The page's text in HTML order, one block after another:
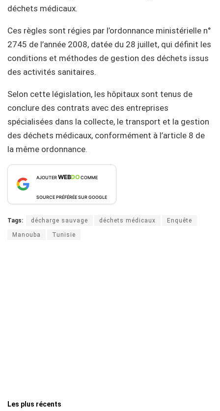
déchets médicaux.
Ces règles sont régies par l’ordonnance ministérielle n°
2745 de l’année 2008, datée du 28 juillet, qui définit les
conditions et méthodes de gestion des déchets issus
des activités sanitaires.
Selon cette législation, les hôpitaux sont tenus de
conclure des contrats avec des entreprises
spécialisées dans la collecte, le transport et la gestion
des déchets médicaux, conformément à l’article 8 de
la même ordonnance.
AJOUTERWEBDOCOMME
SOURCE PRÉFÉRÉE SUR GOOGLE
Tags: décharge sauvage déchets médicaux Enquête
Manouba Tunisie
Les plus récents